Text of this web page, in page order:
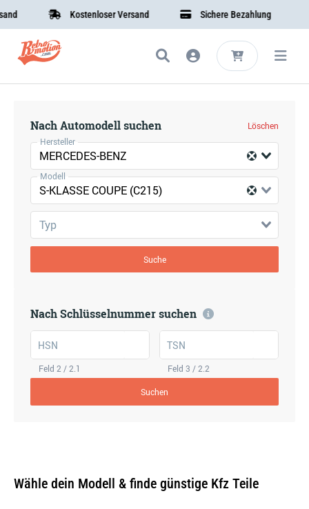
Kostenloser Versand Sichere Bezahlung
Nach Automodell suchen
Löschen
Hersteller
MERCEDES-BENZ
Modell
S-KLASSE COUPE (C215)
Typ
Suche
Nach Schlüsselnummer suchen
HSN
Feld 2 / 2.1
TSN
Feld 3 / 2.2
Suchen
Wähle dein Modell & finde günstige Kfz Teile